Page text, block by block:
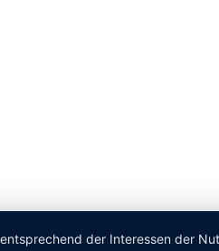
der Interessen der